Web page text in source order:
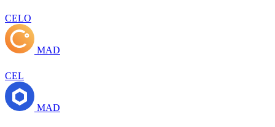
CELO
MAD
CEL
MAD